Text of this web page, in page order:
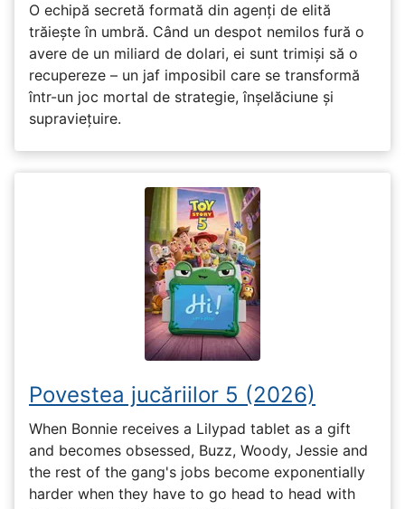
O echipă secretă formată din agenți de elită
trăiește în umbră. Când un despot nemilos fură o
avere de un miliard de dolari, ei sunt trimiși să o
recupereze – un jaf imposibil care se transformă
într-un joc mortal de strategie, înșelăciune și
supraviețuire.
Povestea jucăriilor 5 (2026)
When Bonnie receives a Lilypad tablet as a gift
and becomes obsessed, Buzz, Woody, Jessie and
the rest of the gang's jobs become exponentially
harder when they have to go head to head with